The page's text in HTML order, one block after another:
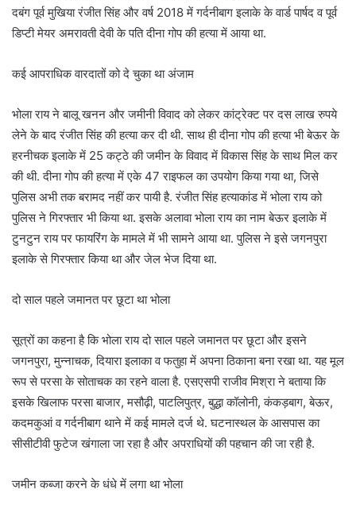
दबंग पूर्व मुखिया रंजीत सिंह और वर्ष 2018 में गर्दनीबाग इलाके के वार्ड पार्षद व पूर्व
डिप्टी मेयर अमरावती देवी के पति दीना गोप की हत्या में आया था.
कई आपराधिक वारदातों को दे चुका था अंजाम
भोला राय ने बालू खनन और जमीनी विवाद को लेकर कांट्रेक्ट पर दस लाख रुपये
लेने के बाद रंजीत सिंह की हत्या कर दी थी. साथ ही दीना गोप की हत्या भी बेऊर के
हरनीचक इलाके में 25 कट्ठे की जमीन के विवाद में विकास सिंह के साथ मिल कर
की थी. दीना गोप की हत्या में एके 47 राइफल का उपयोग किया गया था, जिसे
पुलिस अभी तक बरामद नहीं कर पायी है. रंजीत सिंह हत्याकांड में भोला राय को
पुलिस ने गिरफ्तार भी किया था. इसके अलावा भोला राय का नाम बेऊर इलाके में
टुनटुन राय पर फायरिंग के मामले में भी सामने आया था. पुलिस ने इसे जगनपुरा
इलाके से गिरफ्तार किया था और जेल भेज दिया था.
दो साल पहले जमानत पर छूटा था भोला
सूत्रों का कहना है कि भोला राय दो साल पहले जमानत पर छूटा और इसने
जगनपुरा, मुन्नाचक, दियारा इलाका व फतुहा में अपना ठिकाना बना रखा था. यह मूल
रूप से परसा के सोताचक का रहने वाला है. एसएसपी राजीव मिश्रा ने बताया कि
इसके खिलाफ परसा बाजार, मसौढ़ी, पाटलिपुत्र, बुद्धा कॉलोनी, कंकड़बाग, बेऊर,
कदमकुआं व गर्दनीबाग थाने में कई मामले दर्ज थे. घटनास्थल के आसपास का
सीसीटीवी फुटेज खंगाला जा रहा है और अपराधियों की पहचान की जा रही है.
जमीन कब्जा करने के धंधे में लगा था भोला